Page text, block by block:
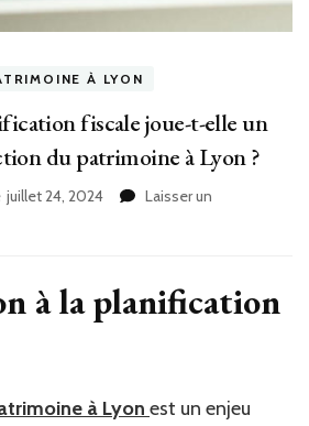
À LYON
fiscale joue-t-elle un
du patrimoine à Lyon ?
juillet 24, 2024
Laisser un
à la planification
à Lyon est un enjeu